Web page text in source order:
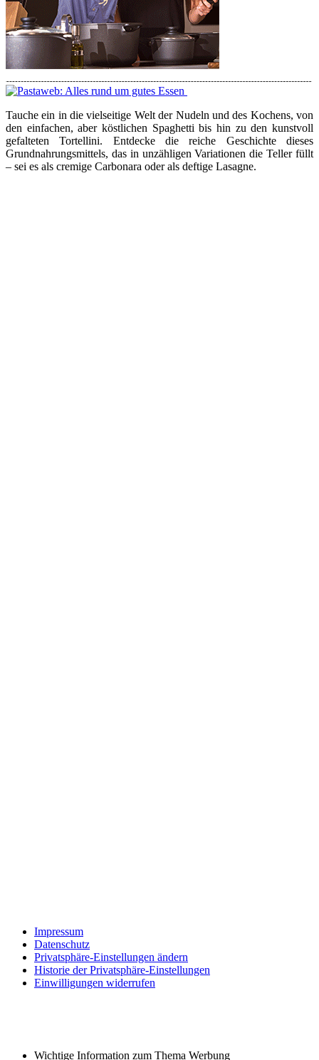
Tauche ein in die vielseitige Welt der Nudeln und des Kochens, von
den einfachen, aber köstlichen Spaghetti bis hin zu den kunstvoll
gefalteten Tortellini. Entdecke die reiche Geschichte dieses
Grundnahrungsmittels, das in unzähligen Variationen die Teller füllt
– sei es als cremige Carbonara oder als deftige Lasagne.
Impressum
Datenschutz
Privatsphäre-Einstellungen ändern
Historie der Privatsphäre-Einstellungen
Einwilligungen widerrufen
Wichtige Information zum Thema Werbung